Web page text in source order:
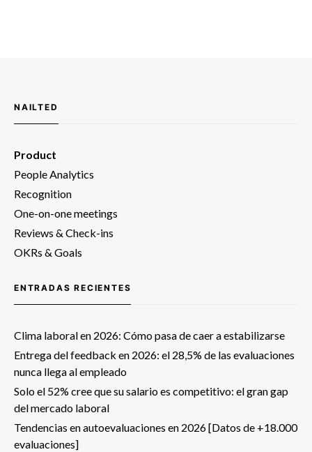
NAILTED
Product
People Analytics
Recognition
One-on-one meetings
Reviews & Check-ins
OKRs & Goals
ENTRADAS RECIENTES
Clima laboral en 2026: Cómo pasa de caer a estabilizarse
Entrega del feedback en 2026: el 28,5% de las evaluaciones
nunca llega al empleado
Solo el 52% cree que su salario es competitivo: el gran gap
del mercado laboral
Tendencias en autoevaluaciones en 2026 [Datos de +18.000
evaluaciones]